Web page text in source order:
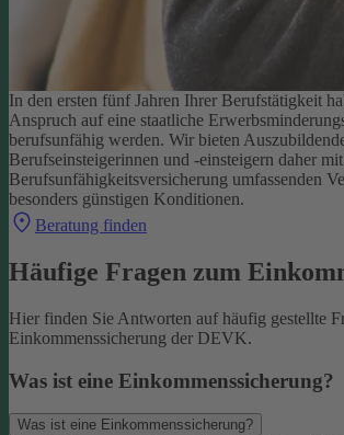
In den ersten fünf Jahren Ihrer Berufstätigkeit
Anspruch auf eine staatliche
berufsunfähig werden. Wir bieten
Berufseinsteigerinnen und -einsteigern daher
Berufsunfähigkeitsversicherung umfassenden
besonders günstigen Konditionen.
Beratung finden
Häufige Fragen zum
Hier finden Sie Antworten auf häufig gestellte
Einkommenssicherung der DEVK.
Was ist eine Einkommenssicherung?
Was ist eine Einkommenssicherung?